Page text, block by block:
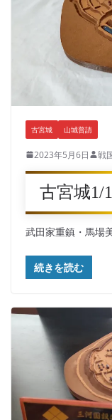
古宮城 山城普請
2023年5月6日 戦
古宮城1/
武田家重鎮・馬場
続きを読む